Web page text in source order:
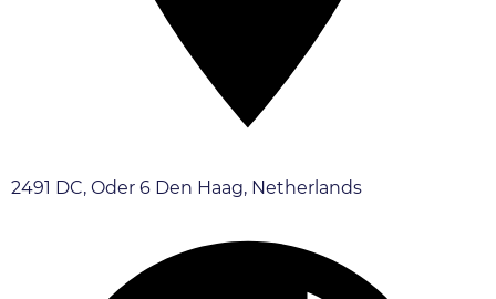
2491 DC, Oder 6 Den Haag, Netherlands